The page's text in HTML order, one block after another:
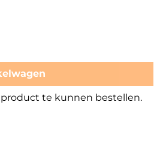
te kunnen bestellen.